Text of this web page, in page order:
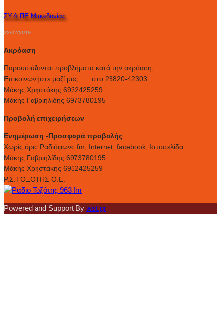
ΣΥ.Δ.ΠΕ.Μακεδονίας
22/02/2019
Ακρόαση
Παρουσιάζονται προβλήματα κατά την ακρόαση;
Επικοινωνήστε μαζί μας...... στο 23820-42303
Μάκης Χρηστάκης 6932425259
Μάκης Γαβριηλίδης 6973780195
Προβολή επιχειρήσεων
Ενημέρωση -Προσφορά προβολής
Xωρίς όρια Ραδιόφωνο fm, Internet, facebook, Ιστοσελίδα
Μάκης Γαβριηλίδης 6973780195
Μάκης Χρηστάκης 6932425259
Ρ.Σ.ΤΟΞΟΤΗΣ Ο.Ε.
Powered and Support By wst.gr